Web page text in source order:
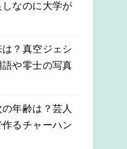
なのに大学が
？真空ジェシ
や零士の写真
年齢は？芸人
るチャーハン